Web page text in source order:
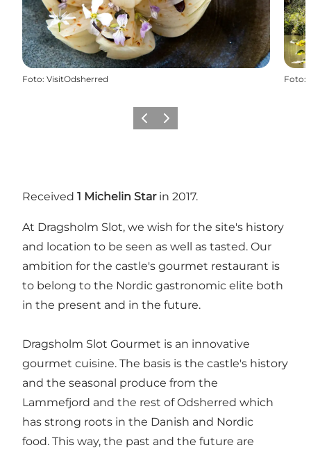
Foto: VisitOdsherred Foto:
Precedente
Avanti
Received 1 Michelin Starin 2017.
At Dragsholm Slot, we wish for the site's history
and location to be seen as well as tasted. Our
ambition for the castle's gourmet restaurant is
to belong to the Nordic gastronomic elite both
in the present and in the future.
Dragsholm Slot Gourmet is an innovative
gourmet cuisine. The basis is the castle's history
and the seasonal produce from the
Lammefjord and the rest of Odsherred which
has strong roots in the Danish and Nordic
food. This way, the past and the future are